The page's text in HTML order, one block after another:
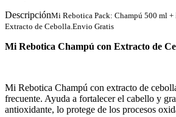
DescripciónMi Rebotica Pack: Champú 500 ml
Extracto de Cebolla.Envio Gratis
Mi Rebotica Champú con Extracto de
Mi Rebotica Champú con extracto de
frecuente. Ayuda a fortalecer el cabello y
antioxidante, lo protege de los procesos